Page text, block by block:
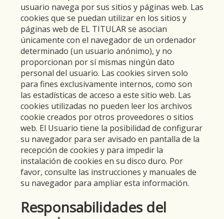
usuario navega por sus sitios y páginas web. Las
cookies que se puedan utilizar en los sitios y
páginas web de EL TITULAR se asocian
únicamente con el navegador de un ordenador
determinado (un usuario anónimo), y no
proporcionan por sí mismas ningún dato
personal del usuario. Las cookies sirven solo
para fines exclusivamente internos, como son
las estadísticas de acceso a este sitio web. Las
cookies utilizadas no pueden leer los archivos
cookie creados por otros proveedores o sitios
web. El Usuario tiene la posibilidad de configurar
su navegador para ser avisado en pantalla de la
recepción de cookies y para impedir la
instalación de cookies en su disco duro. Por
favor, consulte las instrucciones y manuales de
su navegador para ampliar esta información.
Responsabilidades del